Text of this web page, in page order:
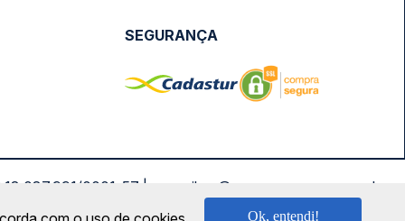
SEGURANÇA
0001-57 | saconibus@queropassagem.com.br
Ok, entendi!